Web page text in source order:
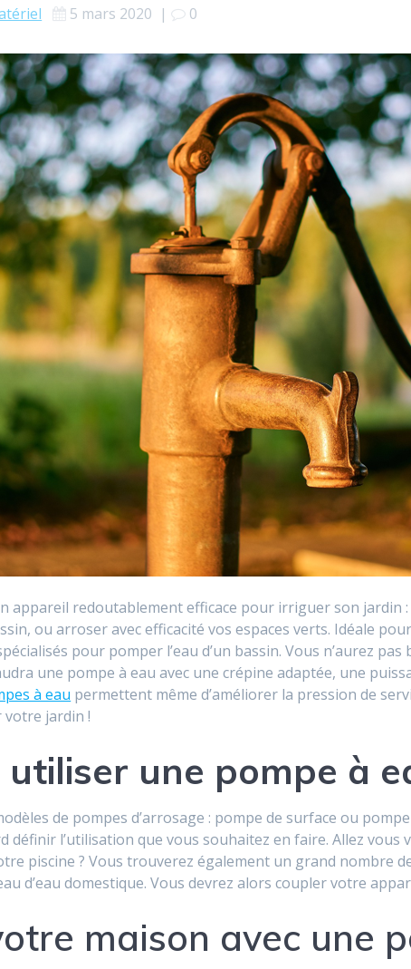
5 mars 2020 | 0
appareil redoutablement efficace pour irriguer son jardin
ou arroser avec efficacité vos espaces verts. Idéale
pour pomper l’eau d’un bassin. Vous n’aurez
une pompe à eau avec une crépine adaptée, une
à eau permettent même d’améliorer la pression de
votre jardin !
utiliser une pompe à
de pompes d’arrosage : pompe de surface ou
définir l’utilisation que vous souhaitez en faire. Allez
piscine ? Vous trouverez également un grand nombre
d’eau domestique. Vous devrez alors coupler votre
maison avec une